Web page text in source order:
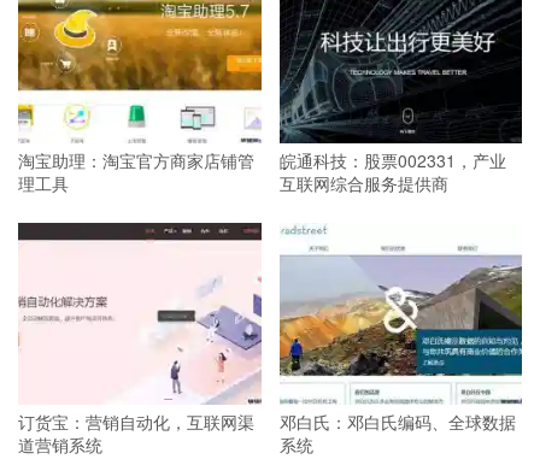
淘宝助理：淘宝官方商家店铺管
理工具
皖通科技：股票002331，产业
互联网综合服务提供商
订货宝：营销自动化，互联网渠
道营销系统
邓白氏：邓白氏编码、全球数据
系统